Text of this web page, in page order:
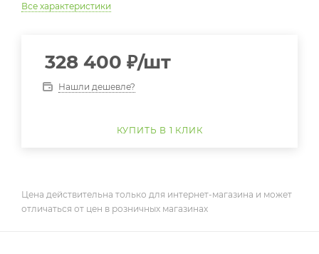
Все характеристики
328 400 ₽/шт
Нашли дешевле?
КУПИТЬ В 1 КЛИК
Цена действительна только для интернет-магазина и может
отличаться от цен в розничных магазинах